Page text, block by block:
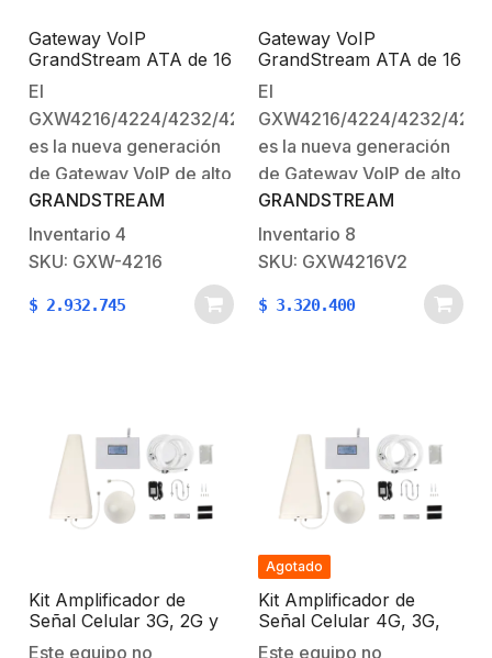
Gateway VoIP
GrandStream ATA de 16
puertos FXS + 1 puerto
TELCO de 50 pins,
p/montaje en rack
El
GXW4216/4224/4232/4248
es la nueva generación
de Gateway VoIP de alto
rendimiento y alta
densidad de puertos
análogos. Son
totalmente compatibles
con los estándares SIP y
teléfonos en el
mercado. Cuenta con
múltiples puertos FXS…
GRANDSTREAM
Inventario 4
SKU: GXW-4216
$ 2.932.745
Gateway VoIP
GrandStream ATA de 16
puertos FXS + 1 puerto
TELCO de 50 pins,
p/montaje en rack
El
GXW4216/4224/4232/4248
es la nueva generación
de Gateway VoIP de alto
rendimiento y alta
densidad de puertos
análogos. Son
totalmente compatibles
con los estándares SIP y
teléfonos en el
mercado. Cuenta con
múltiples puertos FXS…
GRANDSTREAM
Inventario 8
SKU: GXW4216V2
$ 3.320.400
Kit Amplificador de
Señal Celular 3G, 2G y
VOZ. Soporta Múltiples
Este equipo no
Agotado
Kit Amplificador de
Señal Celular 4G, 3G,
2G y VOZ. Soporta
Este equipo no